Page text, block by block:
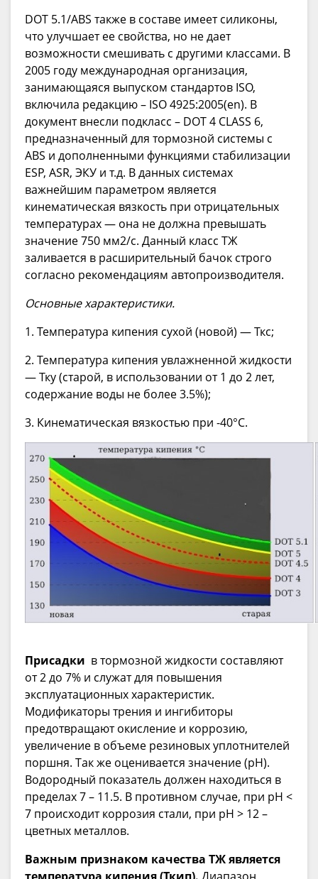
DOT 5.1/ABS также в составе имеет силиконы,
что улучшает ее свойства, но не дает
возможности смешивать с другими классами. В
2005 году международная организация,
занимающаяся выпуском стандартов ISO,
включила редакцию – ISO 4925:2005(en). В
документ внесли подкласс – DOT 4 CLASS 6,
предназначенный для тормозной системы с
ABS и дополненными функциями стабилизации
ESP, ASR, ЭКУ и т.д. В данных системах
важнейшим параметром является
кинематическая вязкость при отрицательных
температурах — она не должна превышать
значение 750 мм2/с. Данный класс ТЖ
заливается в расширительный бачок строго
согласно рекомендациям автопроизводителя.
Основные характеристики.
1. Температура кипения сухой (новой) — Ткс;
2. Температура кипения увлажненной жидкости
— Тку (старой, в использовании от 1 до 2 лет,
содержание воды не более 3.5%);
3. Кинематическая вязкостью при -40°C.
Присадки в тормозной жидкости составляют
от 2 до 7% и служат для повышения
эксплуатационных характеристик.
Модификаторы трения и ингибиторы
предотвращают окисление и коррозию,
увеличение в объеме резиновых уплотнителей
поршня. Так же оценивается значение (pH).
Водородный показатель должен находиться в
пределах 7 – 11.5. В противном случае, при pH <
7 происходит коррозия стали, при pH > 12 –
цветных металлов.
Важным признаком качества ТЖ является